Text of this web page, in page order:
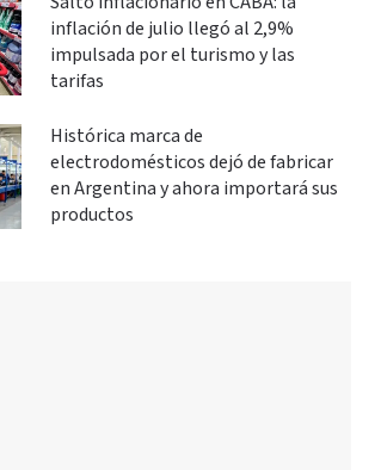
inflación de julio llegó al 2,9%
impulsada por el turismo y las
tarifas
Histórica marca de
electrodomésticos dejó de fabricar
en Argentina y ahora importará sus
productos